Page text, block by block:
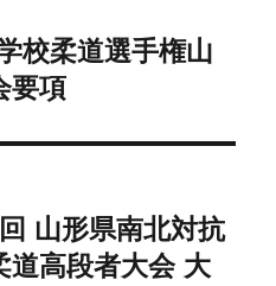
校柔道選手権山
要項
山形県南北対抗
道高段者大会 大